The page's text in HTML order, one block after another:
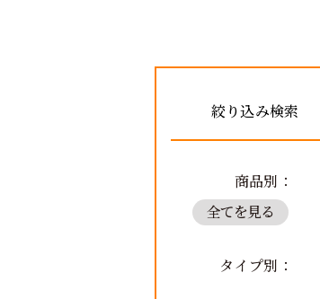
絞り込み検索
商品別：
全てを見る
タイプ別：